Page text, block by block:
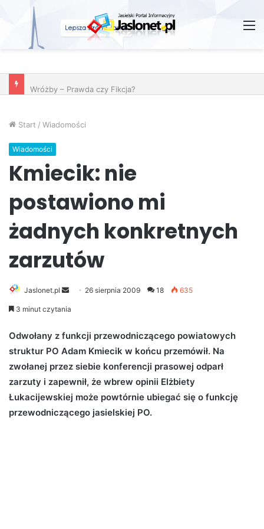
Wróżby – Prawda czy Fikcja?
Start / Wiadomości
Wiadomości
Kmiecik: nie
postawiono mi
żadnych konkretnych
zarzutów
Jaslonet.pl
d
a
a
i
26 sierpnia 2009 18 635
3 minut czytania
Odwołany z funkcji przewodniczącego powiatowych
struktur PO Adam Kmiecik w końcu przemówił. Na
zwołanej przez siebie konferencji prasowej odparł
zarzuty i zapewnił, że wbrew opinii Elżbiety
Łukacijewskiej może powtórnie ubiegać się o funkcję
przewodniczącego jasielskiej PO.